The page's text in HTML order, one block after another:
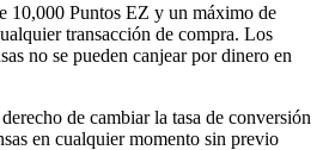
10,000 Puntos EZ y un máximo de
transacción de compra. Los
no se pueden canjear por dinero en
de cambiar la tasa de conversión
en cualquier momento sin previo